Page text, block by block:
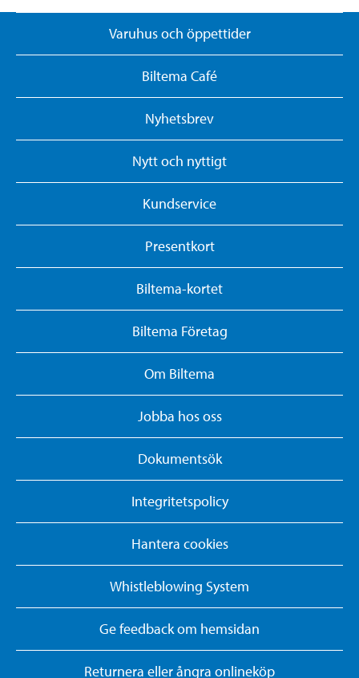
Varuhus och öppettider
Biltema Café
Nyhetsbrev
Nytt och nyttigt
Kundservice
Presentkort
Biltema-kortet
Biltema Företag
Om Biltema
Jobba hos oss
Dokumentsök
Integritetspolicy
Hantera cookies
Whistleblowing System
Ge feedback om hemsidan
Returnera eller ångra onlineköp